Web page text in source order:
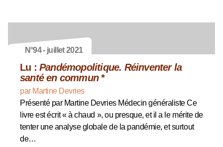
N°94 - juillet 2021
Lu : Pandémopolitique. Réinventer la
santé en commun*
par Martine Devries
Présenté par Martine Devries Médecin généraliste Ce
livre est écrit « à chaud », ou presque, et il a le mérite de
tenter une analyse globale de la pandémie, et surtout
de…